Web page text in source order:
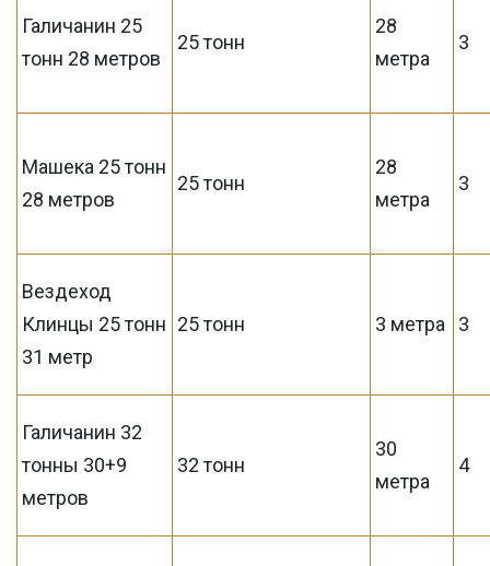
Галичанин 25
тонн 28 метров
25 тонн
28
метра
3
Машека 25 тонн
28 метров
25 тонн
28
метра
3
Вездеход
Клинцы 25 тонн
31 метр
25 тонн 3 метра 3
Галичанин 32
тонны 30+9
метров
32 тонн
30
метра
4